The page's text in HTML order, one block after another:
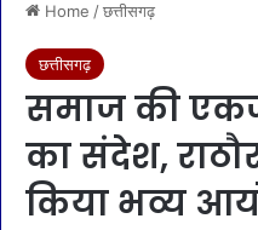
Home /छत्तीसगढ़
छत्तीसगढ़
समाज की
का संदेश,
किया भव्य